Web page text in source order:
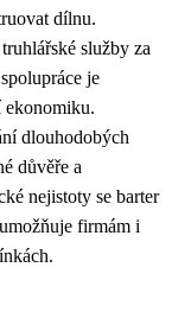
dílnu.
služby za
je
ekonomiku.
dlouhodobých
důvěře a
nejistoty se barter
firmám i